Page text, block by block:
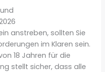
anstreben, sollten Sie
im Klaren sein.
18 Jahren für die
stellt sicher, dass alle